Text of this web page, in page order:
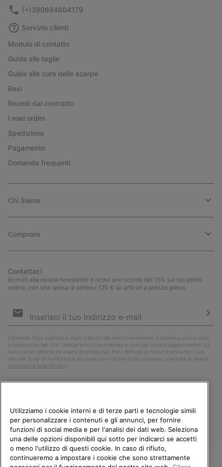
(+)390694804179
Servizio clienti
Modulo di contatto
Guida alle taglie
Guida alla cura delle scarpe
Resi
Recedi dal contratto
I miei ordini
Spedizione
Pagamento
Domande frequenti
Chi Siamo
Comprare
Contattaci
Iscriviti alla nostra newsletter e ricevi uno sconto del 15% sul tuo primo
ordine, con una spesa di almeno 120 € su articoli a prezzo pieno.
e-
Fornendo il tuo indirizzo e-mail, ti iscrivi alla nostra newsletter e riceverai uno sconto
di benvenuto del 15%. Utilizzeremo il tuo indirizzo e-mail per inviarti aggiornamenti su
nuovi arrivi, offerte ed eventi promozionali. Per i dettagli su come tratteremo i tuoi
dati per scopi di marketing e su come puoi ritirare il tuo consenso, consulta la nostra
Informativa sulla Privacy
Italia
Utilizziamo i cookie interni e di terze parti e tecnologie simili
per personalizzare i contenuti e gli annunci, per fornire
funzioni di social media e per l'analisi dei dati web. Seleziona
una delle opzioni disponibili qui sotto per indicarci se accetti
o meno l'utilizzo di questi cookie. In caso di rifiuto,
continueremo a impostare i cookie che sono strettamente